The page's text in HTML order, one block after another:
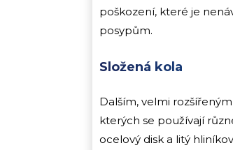
poškození, které je
posypům.
Složená kola
Dalším, velmi
kterých se používají
ocelový disk a litý